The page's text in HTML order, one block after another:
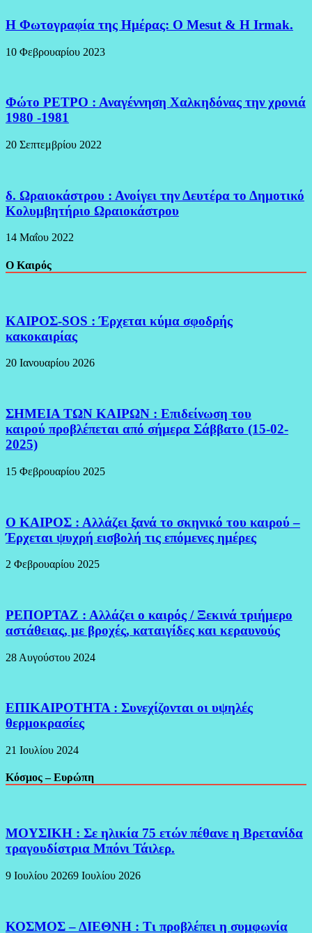
H Φωτογραφία της Ημέρας: O Mesut & Η Irmak.
10 Φεβρουαρίου 2023
Φώτο ΡΕΤΡΟ : Αναγέννηση Χαλκηδόνας την χρονιά
1980 -1981
20 Σεπτεμβρίου 2022
δ. Ωραιοκάστρου : Ανοίγει την Δευτέρα το Δημοτικό
Κολυμβητήριο Ωραιοκάστρου
14 Μαΐου 2022
Ο Καιρός
ΚΑΙΡΟΣ-SOS : Έρχεται κύμα σφοδρής
κακοκαιρίας
20 Ιανουαρίου 2026
ΣΗΜΕΙΑ ΤΩΝ ΚΑΙΡΩΝ : Επιδείνωση του
καιρού προβλέπεται από σήμερα Σάββατο (15-02-
2025)
15 Φεβρουαρίου 2025
Ο ΚΑΙΡΟΣ : Αλλάζει ξανά το σκηνικό του καιρού –
Έρχεται ψυχρή εισβολή τις επόμενες ημέρες
2 Φεβρουαρίου 2025
ΡΕΠΟΡΤΑΖ : Αλλάζει ο καιρός / Ξεκινά τριήμερο
αστάθειας, με βροχές, καταιγίδες και κεραυνούς
28 Αυγούστου 2024
ΕΠΙΚΑΙΡΟΤΗΤΑ : Συνεχίζονται οι υψηλές
θερμοκρασίες
21 Ιουλίου 2024
Κόσμος – Ευρώπη
ΜΟΥΣΙΚΗ : Σε ηλικία 75 ετών πέθανε η Βρετανίδα
τραγουδίστρια Μπόνι Τάιλερ.
9 Ιουλίου 20269 Ιουλίου 2026
ΚΟΣΜΟΣ – ΔΙΕΘΝΗ : Τι προβλέπει η συμφωνία